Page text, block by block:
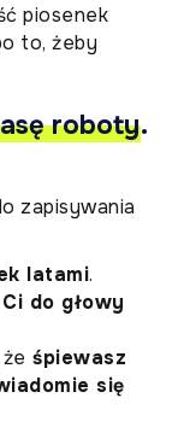
piosenek
to, żeby
roboty.
zapisywania
latami.
do głowy
śpiewasz
się